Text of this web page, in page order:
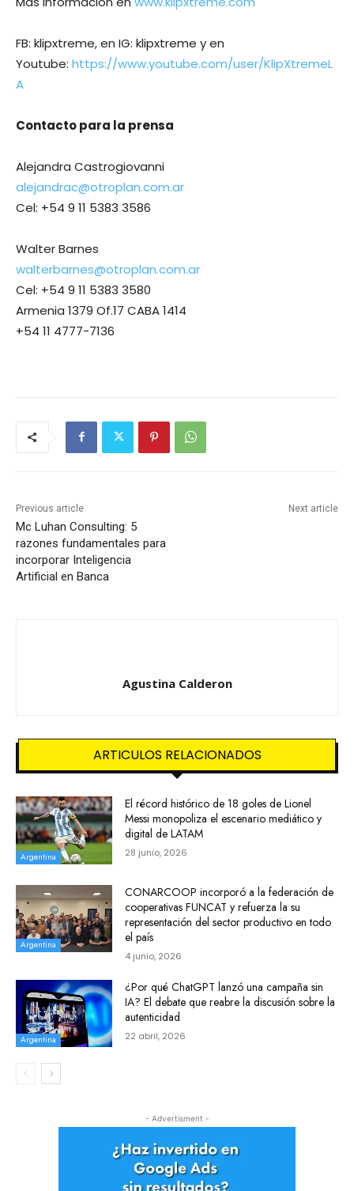
FB: klipxtreme, en IG: klipxtreme y en
Youtube: https://www.youtube.com/user/KlipXtremeL
A
Contacto para la prensa
Alejandra Castrogiovanni
alejandrac@otroplan.com.ar
Cel: +54 9 11 5383 3586
Walter Barnes
walterbarnes@otroplan.com.ar
Cel: +54 9 11 5383 3580
Armenia 1379 Of.17 CABA 1414
+54 11 4777-7136
Previous article
Mc Luhan Consulting: 5
razones fundamentales para
incorporar Inteligencia
Artificial en Banca
Next article
Agustina Calderon
ARTICULOS RELACIONADOS
Argentina
El récord histórico de 18 goles de Lionel
Messi monopoliza el escenario mediático y
digital de LATAM
28 junio, 2026
Argentina
CONARCOOP incorporó a la federación de
cooperativas FUNCAT y refuerza la su
representación del sector productivo en todo
el país
4 junio, 2026
Argentina
¿Por qué ChatGPT lanzó una campaña sin
IA? El debate que reabre la discusión sobre la
autenticidad
22 abril, 2026
- Advertisment -